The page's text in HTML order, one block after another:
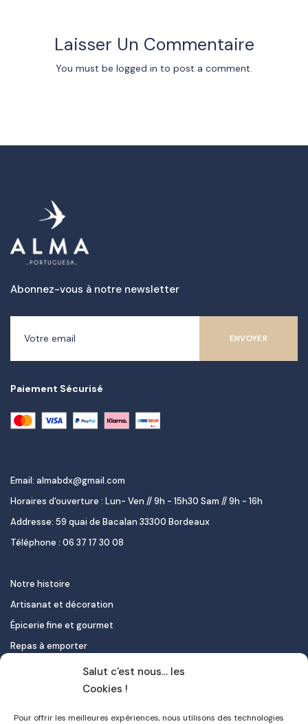
Salut c'est nous... les
Cookies !
Pour offrir les meilleures expériences, nous utilisons des technologies
Laisser Un Commentaire
You must be logged in to post a comment.
Abonnez-vous à notre newsletter
Paiement Sécurisé
Email: almabdx@gmail.com
Horaires d'ouverture : Lun- Ven // 9h - 15h30 Sam // 9h - 16h
Addresse: 59 quai de Bacalan 33300 Bordeaux
Téléphone : 06 37 17 30 08
Notre histoire
Artisanat et décoration
Épicerie fine et gourmet
Repas à emporter
Le pastel de nata